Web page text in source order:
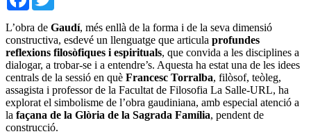
L’obra de Gaudí, més enllà de la forma i de la seva dimensió
constructiva, esdevé un llenguatge que articula profundes
reflexions filosòfiques i espirituals, que convida a les disciplines a
dialogar, a trobar-se i a entendre’s. Aquesta ha estat una de les idees
centrals de la sessió en què Francesc Torralba, filòsof, teòleg,
assagista i professor de la Facultat de Filosofia La Salle-URL, ha
explorat el simbolisme de l’obra gaudiniana, amb especial atenció a
la façana de la Glòria de la Sagrada Família, pendent de
construcció.